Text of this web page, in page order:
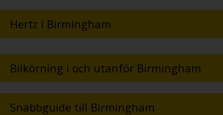
Hertz i Birmingham
Bilkörning i och utanför Birmingham
Snabbguide till Birmingham